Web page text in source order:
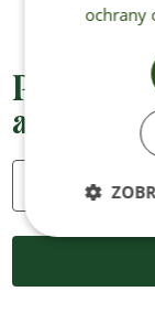
akcích a
Váš e-mail
ochrany